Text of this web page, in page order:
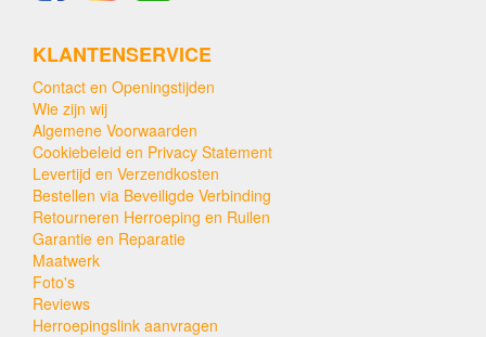
KLANTENSERVICE
Contact en Openingstijden
Wie zijn wij
Algemene Voorwaarden
Cookiebeleid en Privacy Statement
Levertijd en Verzendkosten
Bestellen via Beveiligde Verbinding
Retourneren Herroeping en Ruilen
Garantie en Reparatie
Maatwerk
Foto's
Reviews
Herroepingslink aanvragen